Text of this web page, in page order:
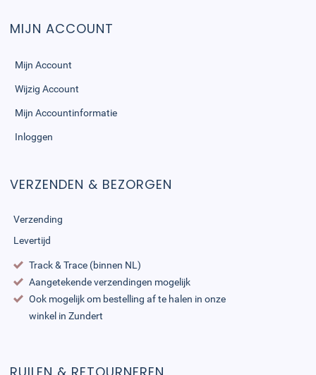
MIJN ACCOUNT
Mijn Account
Wijzig Account
Mijn Accountinformatie
Inloggen
VERZENDEN & BEZORGEN
Verzending
Levertijd
Track & Trace (binnen NL)
Aangetekende verzendingen mogelijk
Ook mogelijk om bestelling af te halen in onze
winkel in Zundert